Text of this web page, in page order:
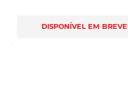
DISPONÍVEL EM BREVE